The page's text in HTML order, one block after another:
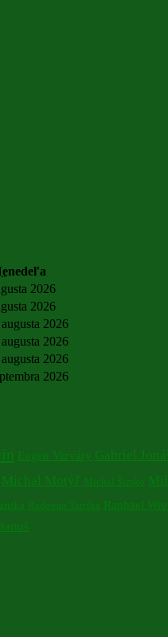
nedeľa
2026
2026
2026
2026
2026
2026
Eugen Vizváry Gabriel
Michal Motýľ Michal Šimko
Radovan Tariška Raphael